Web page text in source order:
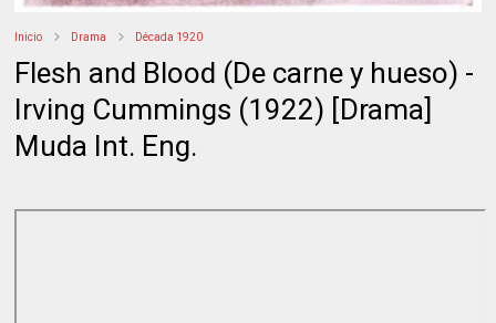
Inicio Drama Década 1920
Flesh and Blood (De carne y hueso) -
Irving Cummings (1922) [Drama]
Muda Int. Eng.